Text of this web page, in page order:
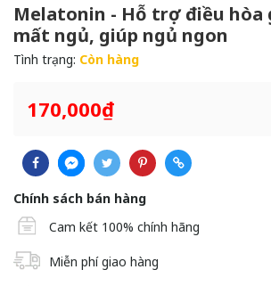
Melatonin - Hỗ trợ điều hòa
mất ngủ, giúp ngủ ngon
Tình trạng: Còn hàng
170,000₫
Chính sách bán hàng
Cam kết 100% chính hãng
Miễn phí giao hàng